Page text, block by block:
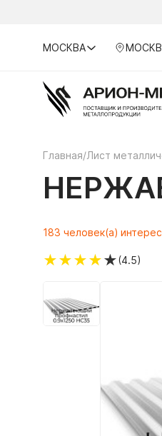
МОСКВА
Главная/Лист
183 человек(а)
★★★★★(4.5)